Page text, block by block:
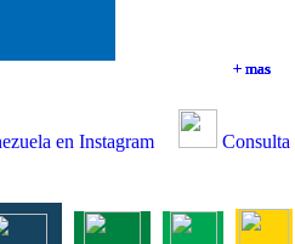
+ mas
+ mas
+ mas
+ mas
en Instagram
Consulta